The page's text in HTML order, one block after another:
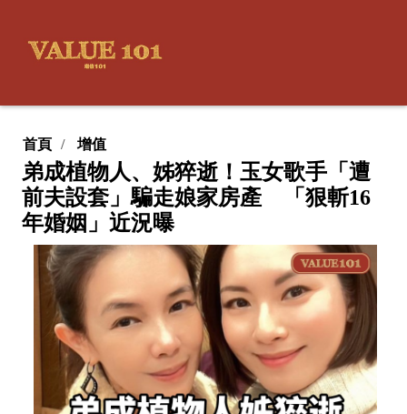
首頁 增值
弟成植物人、姊猝逝！玉女歌手「遭
前夫設套」騙走娘家房產 「狠斬16
年婚姻」近況曝